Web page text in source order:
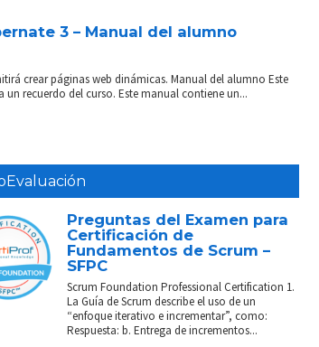
3 – Manual del alumno
crear páginas web dinámicas. Manual del alumno Este
recuerdo del curso. Este manual contiene un...
Preguntas del Examen para
Certificación de
Fundamentos de Scrum –
SFPC
Scrum Foundation Professional Certification 1.
La Guía de Scrum describe el uso de un
“enfoque iterativo e incrementar”, como:
Respuesta: b. Entrega de incrementos...